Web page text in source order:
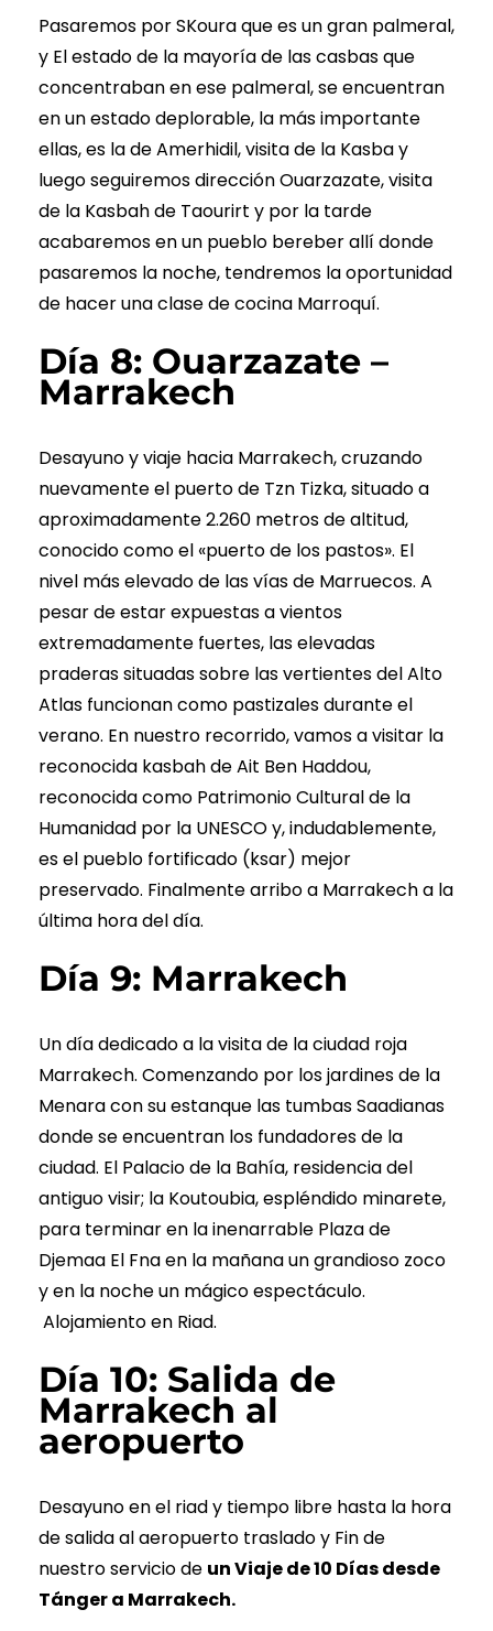
Pasaremos por SKoura que es un gran palmeral,
y El estado de la mayoría de las casbas que
concentraban en ese palmeral, se encuentran
en un estado deplorable, la más importante
ellas, es la de Amerhidil, visita de la Kasba y
luego seguiremos dirección Ouarzazate, visita
de la Kasbah de Taourirt y por la tarde
acabaremos en un pueblo bereber allí donde
pasaremos la noche, tendremos la oportunidad
de hacer una clase de cocina Marroquí.
Día 8: Ouarzazate –
Marrakech
Desayuno y viaje hacia Marrakech, cruzando
nuevamente el puerto de Tzn Tizka, situado a
aproximadamente 2.260 metros de altitud,
conocido como el «puerto de los pastos». El
nivel más elevado de las vías de Marruecos. A
pesar de estar expuestas a vientos
extremadamente fuertes, las elevadas
praderas situadas sobre las vertientes del Alto
Atlas funcionan como pastizales durante el
verano. En nuestro recorrido, vamos a visitar la
reconocida kasbah de Ait Ben Haddou,
reconocida como Patrimonio Cultural de la
Humanidad por la UNESCO y, indudablemente,
es el pueblo fortificado (ksar) mejor
preservado. Finalmente arribo a Marrakech a la
última hora del día.
Día 9: Marrakech
Un día dedicado a la visita de la ciudad roja
Marrakech. Comenzando por los jardines de la
Menara con su estanque las tumbas Saadianas
donde se encuentran los fundadores de la
ciudad. El Palacio de la Bahía, residencia del
antiguo visir; la Koutoubia, espléndido minarete,
para terminar en la inenarrable Plaza de
Djemaa El Fna en la mañana un grandioso zoco
y en la noche un mágico espectáculo.
Alojamiento en Riad.
Día 10: Salida de
Marrakech al
aeropuerto
Desayuno en el riad y tiempo libre hasta la hora
de salida al aeropuerto traslado y Fin de
nuestro servicio de un Viaje de 10 Días desde
Tánger a Marrakech.